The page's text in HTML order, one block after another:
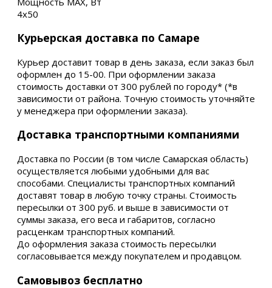
4х50
Курьерская доставка по Самаре
Курьер доставит товар в день заказа, если заказ был
оформлен до 15-00. При оформлении заказа
стоимость доставки от 300 рублей по городу* (*в
зависимости от района. Точную стоимость уточняйте
у менеджера при оформлении заказа).
Доставка транспортными компаниями
Доставка по России (в том числе Самарская область)
осуществляется любыми удобными для вас
способами. Специалисты транспортных компаний
доставят товар в любую точку страны. Стоимость
пересылки от 300 руб. и выше в зависимости от
суммы заказа, его веса и габаритов, согласно
расценкам транспортных компаний.
До оформления заказа стоимость пересылки
согласовывается между покупателем и продавцом.
Самовывоз бесплатно